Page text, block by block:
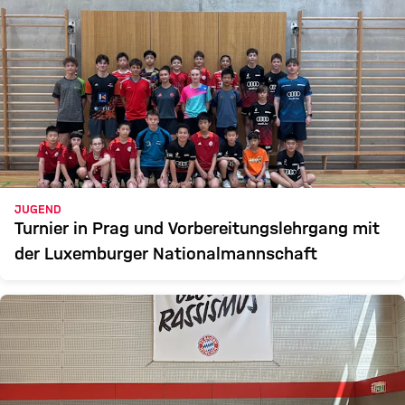
JUGEND
Turnier in Prag und Vorbereitungslehrgang mit
der Luxemburger Nationalmannschaft